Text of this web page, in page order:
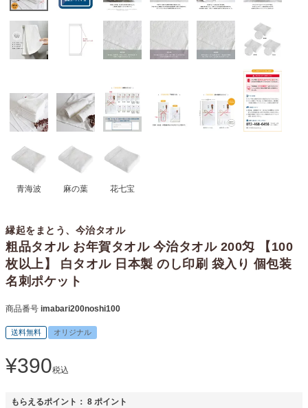
青海波 麻の葉 花七宝
縁起をまとう、今治タオル
粗品タオル お年賀タオル 今治タオル 200匁 【100
枚以上】 白タオル 日本製 のし印刷 袋入り 個包装
名刺ポケット
商品番号 imabari200noshi100
送料無料 オリジナル
¥390税込
もらえるポイント： 8 ポイント